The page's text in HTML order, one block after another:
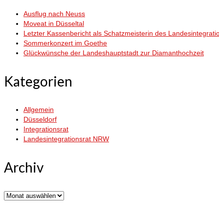
Ausflug nach Neuss
Moveat in Düsseltal
Letzter Kassenbericht als Schatzmeisterin des
Sommerkonzert im Goethe
Glückwünsche der Landeshauptstadt zur Diamanthochzeit
Kategorien
Allgemein
Düsseldorf
Integrationsrat
Landesintegrationsrat NRW
Archiv
Archiv